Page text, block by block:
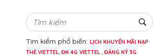
Tìm kiếm phổ biến: LỊCH KHUYẾN MÃI NẠP
THẺ VIETTEL, ĐK 4G VIETTEL , ĐĂNG KÝ 3G